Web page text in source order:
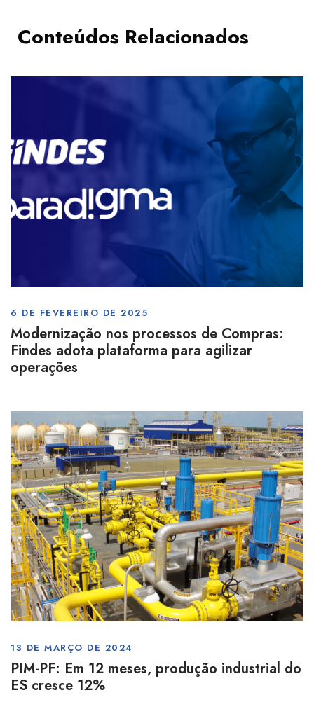
Conteúdos Relacionados
6 DE FEVEREIRO DE 2025
Modernização nos processos de Compras:
Findes adota plataforma para agilizar
operações
13 DE MARÇO DE 2024
PIM-PF: Em 12 meses, produção industrial do
ES cresce 12%